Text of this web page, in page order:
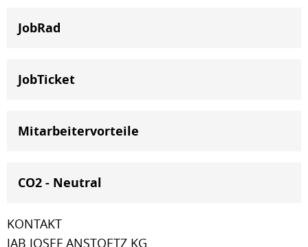
JobRad
JobTicket
Mitarbeitervorteile
CO2 - Neutral
KONTAKT
JAB JOSEF ANSTOETZ KG